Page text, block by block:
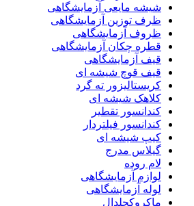
شیشه مایعی آزمایشگاهی
ظرف توزین آزمایشگاهی
ظروف آزمایشگاهی
قطره چکان آزمایشگاهی
قیف آزمایشگاهی
قیف قوچ شیشه ای
کریستالیزور ته گرد
کلاهک شیشه ای
کندانسور تقطیر
کندانسور فیلتردار
کیپ شیشه ای
گیلاس مدرج
لام روده
لوازم آزمایشگاهی
لوله آزمایشگاهی
ماکروکجلدال